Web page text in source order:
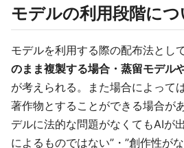
モデルの利用段階につ
モデルを利用する際の配布法として
のまま複製する場合・蒸留モデル
が考えられる。また場合によって
著作物とすることができる場合が
デルに法的な問題がなくてもAIが
によるものではない”・”創作性が